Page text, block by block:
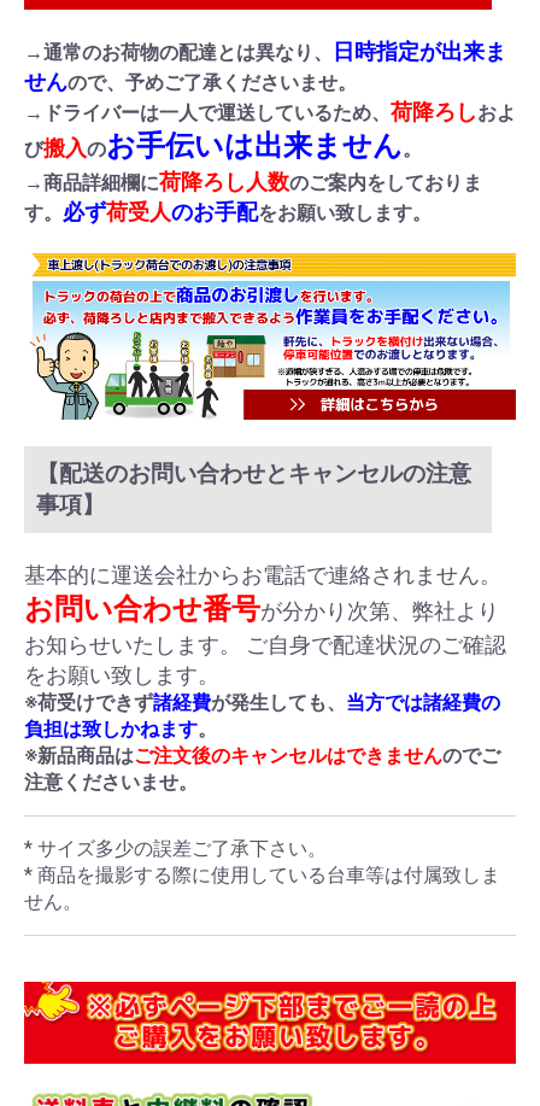
→通常のお荷物の配達とは異なり、
日時指定が出来ま
せんので、予めご了承くださいませ。
→ドライバーは一人で運送しているため、 荷降ろしおよ
び搬入のお手伝いは出来ません。
→商品詳細欄に荷降ろし人数のご案内をしておりま
す。 必ず荷受人のお手配をお願い致します。
【配送のお問い合わせとキャンセルの注意
事項】
基本的に運送会社からお電話で連絡されません。
お問い合わせ番号が分かり次第、弊社より
お知らせいたします。 ご自身で配達状況のご確認
をお願い致します。
※荷受けできず諸経費が発生しても、 当方では諸経費の
負担は致しかねます。
※新品商品はご注文後のキャンセルはできませんのでご
注意くださいませ。
* サイズ多少の誤差ご了承下さい。
* 商品を撮影する際に使用している台車等は付属致しま
せん。